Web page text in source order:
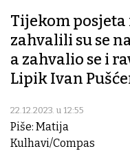
Tijekom
zahvalili su se
a zahvalio se i
Lipik Ivan
22.12.2023. u 12:55
Piše: Matija
Kulhavi/Compas